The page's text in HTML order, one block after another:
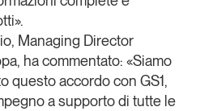
GS1 Italy
, Managing Director
ha commentato: «Siamo
questo accordo con GS1,
a supporto di tutte le